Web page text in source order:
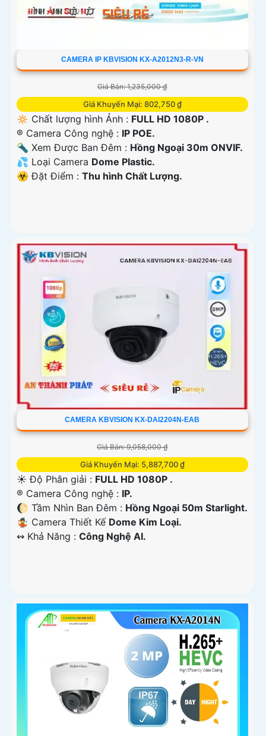
CAMERA IP KBVISION KX-A2012N3-R-VN
Giá Bán: 1,235,000 ₫
Giá Khuyến Mại: 802,750 ₫
🔅 Chất lượng hình Ảnh : FULL HD 1080P .
®️ Camera Công nghệ : IP POE.
🔦 Xem Được Ban Đêm : Hồng Ngoại 30m ONVIF.
💦 Loại Camera Dome Plastic.
️☣️ Đặt Điểm : Thu hình Chất Lượng.
CAMERA KBVISION KX-DAI2204N-EAB
Giá Bán: 9,058,000 ₫
Giá Khuyến Mại: 5,887,700 ₫
☀️ Độ Phân giải : FULL HD 1080P .
®️ Camera Công nghệ : IP.
🌔 Tầm Nhìn Ban Đêm : Hồng Ngoại 50m Starlight.
🤹 Camera Thiết Kế Dome Kim Loại.
️↭ Khả Năng : Công Nghệ AI.